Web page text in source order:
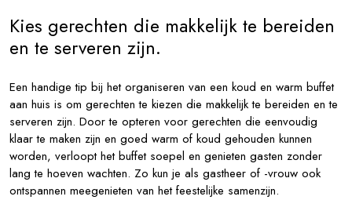
Kies gerechten die makkelijk te bereiden
en te serveren zijn.
Een handige tip bij het organiseren van een koud en warm buffet
aan huis is om gerechten te kiezen die makkelijk te bereiden en te
serveren zijn. Door te opteren voor gerechten die eenvoudig
klaar te maken zijn en goed warm of koud gehouden kunnen
worden, verloopt het buffet soepel en genieten gasten zonder
lang te hoeven wachten. Zo kun je als gastheer of -vrouw ook
ontspannen meegenieten van het feestelijke samenzijn.